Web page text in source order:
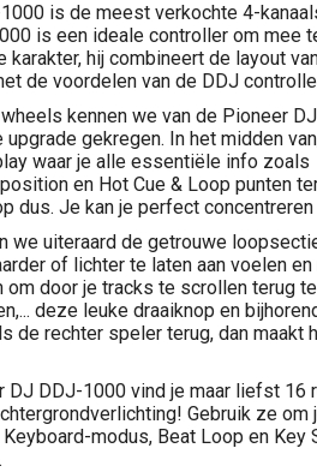
is de meest verkochte 4-
is een ideale controller om mee
karakter, hij combineert de layout
de voordelen van de DDJ
kennen we van de Pioneer
gekregen. In het midden
waar je alle essentiële info
en Hot Cue & Loop punten
dus. Je kan je perfect
we uiteraard de getrouwe
of lichter te laten aan voelen
door je tracks te scrollen terug te
deze leuke draaiknop en
de rechter speler terug, dan maakt
DJ DDJ-1000 vind je maar liefst 16
Gebruik ze om
Keyboard-modus, Beat Loop en Key